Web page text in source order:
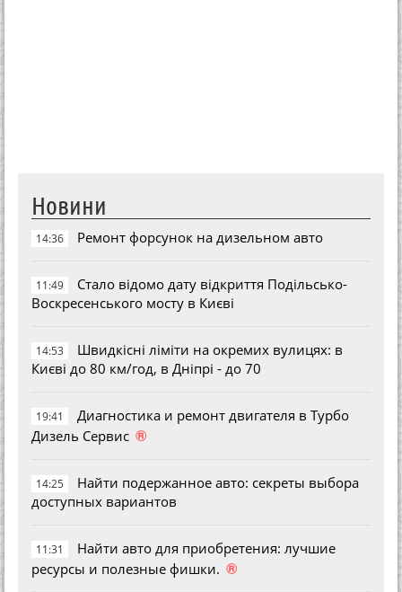
Новини
14:36 Ремонт форсунок на дизельном авто
11:49
Стало відомо дату відкриття Подільсько-
Воскресенського мосту в Києві
14:53
Швидкісні ліміти на окремих вулицях: в
Києві до 80 км/год, в Дніпрі - до 70
19:41
Диагностика и ремонт двигателя в Турбо
Дизель Сервис ®
14:25
Найти подержанное авто: секреты выбора
доступных вариантов
11:31
Найти авто для приобретения: лучшие
ресурсы и полезные фишки. ®